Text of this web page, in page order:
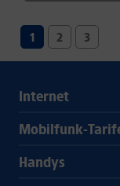
1 2 3
Internet
Mobilfunk-
Handys